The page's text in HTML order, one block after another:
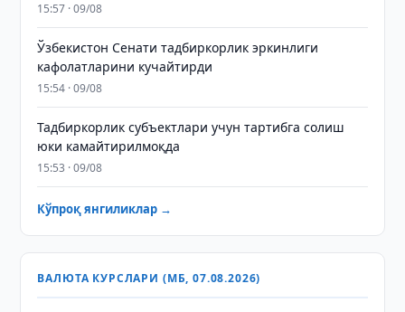
15:57 · 09/08
Ўзбекистон Сенати тадбиркорлик эркинлиги
кафолатларини кучайтирди
15:54 · 09/08
Тадбиркорлик субъектлари учун тартибга солиш
юки камайтирилмоқда
15:53 · 09/08
Кўпроқ янгиликлар →
ВАЛЮТА КУРСЛАРИ (МБ, 07.08.2026)